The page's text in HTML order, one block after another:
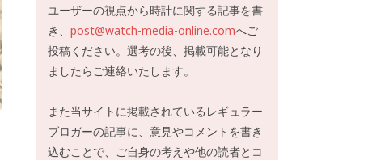
ユーザーの視点から時計に関する記事を書
き、 post@watch-media-online.comへご
投稿ください。選考の後、掲載可能となり
ましたらご連絡いたします。
また当サイトに掲載されているレギュラー
ブロガーの記事に、意見やコメントを書き
込むことで、ご自身の考えや他の読者とコ